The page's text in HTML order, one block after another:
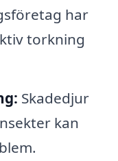
har
torkning
Skadedjur
kan